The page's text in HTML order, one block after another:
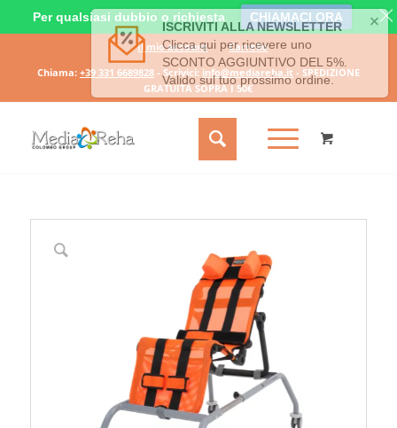
Il mio account
Carrello
Chiama: +39 331 6689828- Scrivici: info@mediareha.it - SPEDIZIONE
GRATUITA SOPRA I 50€
Per qualsiasi dubbio o richiesta CHIAMACI ORA